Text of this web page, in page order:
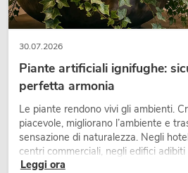
30.07.2026
Piante artificiali ignifughe:
perfetta armonia
Le piante rendono vivi gli ambienti.
piacevole, migliorano l’ambiente e
sensazione di naturalezza. Negli
centri commerciali, negli edifici
fieristici, una vegetazione di alta
Leggi ora